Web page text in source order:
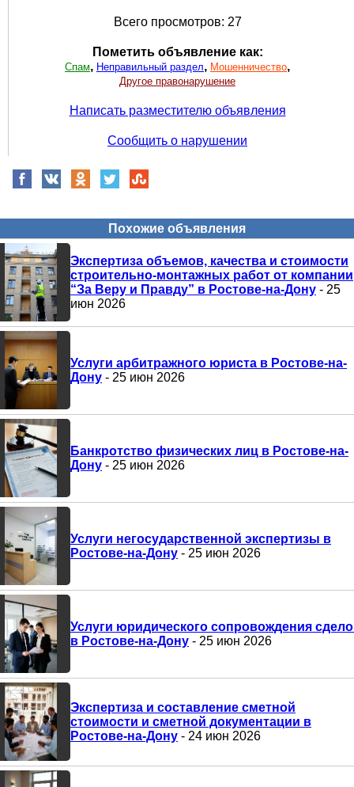
Всего просмотров: 27
Пометить объявление как:
Спам, Неправильный раздел, Мошенничество,
Другое правонарушение
Написать разместителю объявления
Сообщить о нарушении
Похожие объявления
Экспертиза объемов, качества и стоимости
строительно-монтажных работ от компании
“За Веру и Правду” в Ростове-на-Дону - 25
июн 2026
Услуги арбитражного юриста в Ростове-на-
Дону - 25 июн 2026
Банкротство физических лиц в Ростове-на-
Дону - 25 июн 2026
Услуги негосударственной экспертизы в
Ростове-на-Дону - 25 июн 2026
Услуги юридического сопровождения
в Ростове-на-Дону - 25 июн 2026
Экспертиза и составление сметной
стоимости и сметной документации в
Ростове-на-Дону - 24 июн 2026